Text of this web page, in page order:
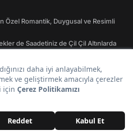
Özel Romantik, Duygusal ve Resimli
de Saadetiniz de Çil Çil Altınlarda
Etkileri, Enerjileri ve Şifa Alanları:
Instagram ve Twitter'da En
Tavlası ve Kız Tavlası Diziliş Şekilleri